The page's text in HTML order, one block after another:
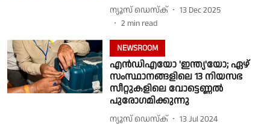
ന്യൂസ് ഡെസ്ക്
13 Dec 2025
2 min read
NEWSROOM
എൻഡിഎയോ 'ഇന്ത്യ'യോ; ഏഴ്
സംസ്ഥാനങ്ങളിലെ 13 നിയസഭ
സീറ്റുകളിലെ വോട്ടെണ്ണൽ
പുരോഗമിക്കുന്നു
ന്യൂസ് ഡെസ്ക്
13 Jul 2024